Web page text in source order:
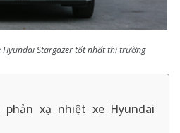
Stargazer tốt nhất thị trường
xạ nhiệt xe Hyundai